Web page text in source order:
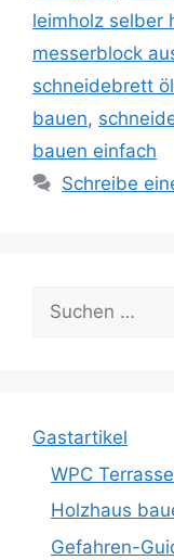
leimholz selber
messerblock
schneidebrett
bauen,
bauen einfach
Schreibe
Suche
nach:
Gastartikel
WPC
Holzhaus
Gefahren-